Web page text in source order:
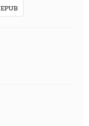
EPUB